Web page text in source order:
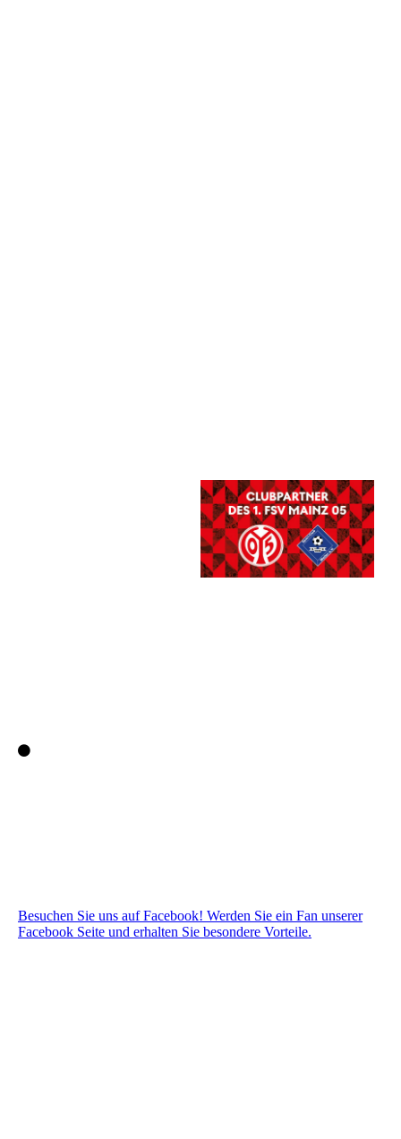
Besuchen Sie uns auf Facebook! Werden Sie ein Fan unserer
Facebook Seite und erhalten Sie besondere Vorteile.